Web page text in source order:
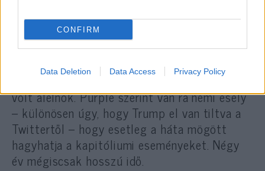
CONFIRM
Data Deletion Data Access Privacy Policy
volna a republikánusok fő
jelöltje 2024-ben.
Így azonban nehéz politikai helyzetben van a
volt alelnök. Purple szerint van rá némi esély
– különösen úgy, hogy Trump el van tiltva a
Twittertől – hogy esetleg a háta mögött
hagyhatja a kapitóliumi eseményeket. Négy
év mégiscsak hosszú idő.